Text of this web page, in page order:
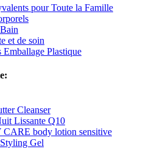
pour Toute la Famille
et de soin
Emballage Plastique
Cleanser
Lissante Q10
body lotion sensitive
Gel